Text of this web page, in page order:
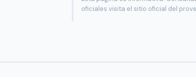
oficiales visita el sitio oficial del